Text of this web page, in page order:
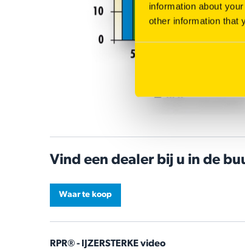
information about
other information that
Vind een dealer bij u in de
Waar te koop
RPR® - IJZERSTERKE video